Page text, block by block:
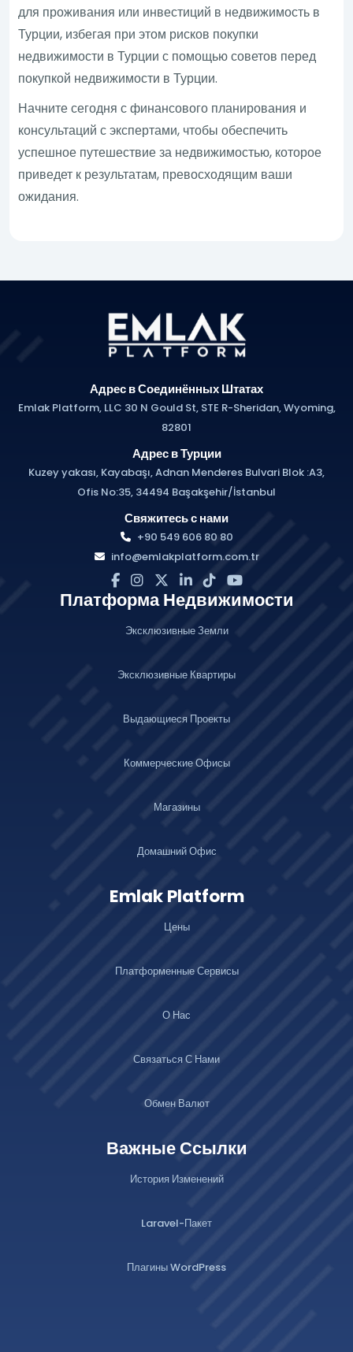
для проживания или инвестиций в недвижимость в
Турции, избегая при этом рисков покупки
недвижимости в Турции с помощью советов перед
покупкой недвижимости в Турции.
Начните сегодня с финансового планирования и
консультаций с экспертами, чтобы обеспечить
успешное путешествие за недвижимостью, которое
приведет к результатам, превосходящим ваши
ожидания.
Адрес в Соединённых Штатах
Emlak Platform, LLC 30 N Gould St, STE R-Sheridan, Wyoming,
82801
Адрес в Турции
Kuzey yakası, Kayabaşı, Adnan Menderes Bulvari Blok :A3,
Ofis No:35, 34494 Başakşehir/İstanbul
Свяжитесь с нами
+90 549 606 80 80
info@emlakplatform.com.tr
Платформа Недвижимости
Эксклюзивные Земли
Эксклюзивные Квартиры
Выдающиеся Проекты
Коммерческие Офисы
Магазины
Домашний Офис
Emlak Platform
Цены
Платформенные Сервисы
О Нас
Связаться С Нами
Обмен Валют
Важные Ссылки
История Изменений
Laravel-Пакет
Плагины WordPress